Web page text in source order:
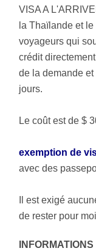
VISA A
la Thaïlande et
voyageurs qui
crédit
de la demande
jours.
Le coût est de $
exemption de
avec des
Il est exigé
de rester pour